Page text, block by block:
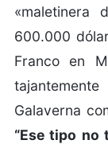
«maletinera
600.000
Franco en
Galaverna
“Ese tipo